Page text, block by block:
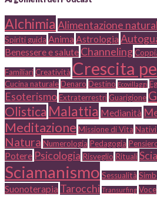
Alchimia Alimentazione
Spiriti guida Anima Astrologia
Benessere e salute Channeling
FamiliariCreatività Crescita
Cucina naturaleDenaro Destino Ecovillaggi
EsoterismoExtraterrestriGuarigione
Olistica Malattia Medianità
Meditazione Missione di Vita Nativi
Natura Numerologia Pedagogia
Potere Psicologia Risveglio Rituali
Sciamanismo Sessualità
Suonoterapia Tarocchi Transurfing Voce